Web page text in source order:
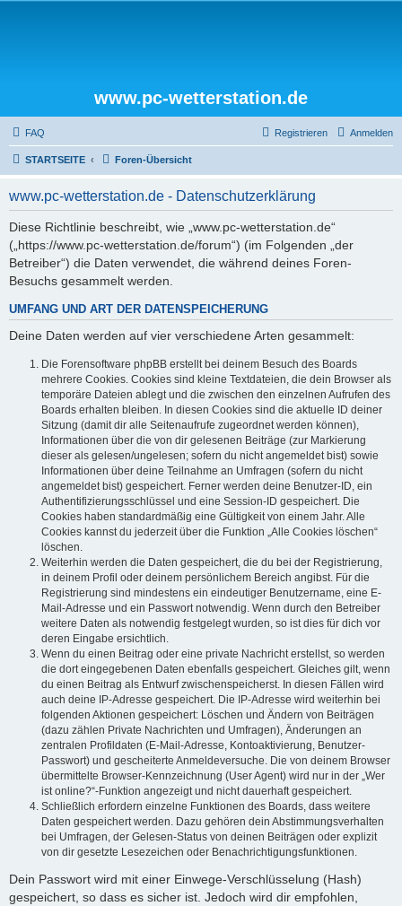
www.pc-wetterstation.de
FAQ Anmelden
Registrieren
STARTSEITE Foren-Übersicht
www.pc-wetterstation.de - Datenschutzerklärung
Diese Richtlinie beschreibt, wie „www.pc-wetterstation.de“
(„https://www.pc-wetterstation.de/forum“) (im Folgenden „der
Betreiber“) die Daten verwendet, die während deines Foren-
Besuchs gesammelt werden.
UMFANG UND ART DER DATENSPEICHERUNG
Deine Daten werden auf vier verschiedene Arten gesammelt:
Die Forensoftware phpBB erstellt bei deinem Besuch des Boards
mehrere Cookies. Cookies sind kleine Textdateien, die dein Browser als
temporäre Dateien ablegt und die zwischen den einzelnen Aufrufen des
Boards erhalten bleiben. In diesen Cookies sind die aktuelle ID deiner
Sitzung (damit dir alle Seitenaufrufe zugeordnet werden können),
Informationen über die von dir gelesenen Beiträge (zur Markierung
dieser als gelesen/ungelesen; sofern du nicht angemeldet bist) sowie
Informationen über deine Teilnahme an Umfragen (sofern du nicht
angemeldet bist) gespeichert. Ferner werden deine Benutzer-ID, ein
Authentifizierungsschlüssel und eine Session-ID gespeichert. Die
Cookies haben standardmäßig eine Gültigkeit von einem Jahr. Alle
Cookies kannst du jederzeit über die Funktion „Alle Cookies löschen“
löschen.
Weiterhin werden die Daten gespeichert, die du bei der Registrierung,
in deinem Profil oder deinem persönlichem Bereich angibst. Für die
Registrierung sind mindestens ein eindeutiger Benutzername, eine E-
Mail-Adresse und ein Passwort notwendig. Wenn durch den Betreiber
weitere Daten als notwendig festgelegt wurden, so ist dies für dich vor
deren Eingabe ersichtlich.
Wenn du einen Beitrag oder eine private Nachricht erstellst, so werden
die dort eingegebenen Daten ebenfalls gespeichert. Gleiches gilt, wenn
du einen Beitrag als Entwurf zwischenspeicherst. In diesen Fällen wird
auch deine IP-Adresse gespeichert. Die IP-Adresse wird weiterhin bei
folgenden Aktionen gespeichert: Löschen und Ändern von Beiträgen
(dazu zählen Private Nachrichten und Umfragen), Änderungen an
zentralen Profildaten (E-Mail-Adresse, Kontoaktivierung, Benutzer-
Passwort) und gescheiterte Anmeldeversuche. Die von deinem Browser
übermittelte Browser-Kennzeichnung (User Agent) wird nur in der „Wer
ist online?“-Funktion angezeigt und nicht dauerhaft gespeichert.
Schließlich erfordern einzelne Funktionen des Boards, dass weitere
Daten gespeichert werden. Dazu gehören dein Abstimmungsverhalten
bei Umfragen, der Gelesen-Status von deinen Beiträgen oder explizit
von dir gesetzte Lesezeichen oder Benachrichtigungsfunktionen.
Dein Passwort wird mit einer Einwege-Verschlüsselung (Hash)
gespeichert, so dass es sicher ist. Jedoch wird dir empfohlen,